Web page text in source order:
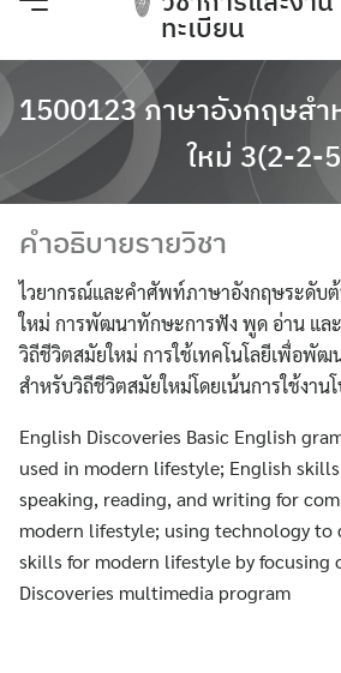
Skip
content
ทะเบียน
e-Service
Regulations you should know
activities
การจัดการความปลอดภัย อาชีวอน
แวดล้อมในการทำงาน
การเปิดเผยข้อมูลสาธารณะ (OIT)
กิจกรรมวิชาการ
ข้อบังคับ ประกาศ
ข้อมูลจำนวนนักศึกษา
คลังหน่วยกิต (Credit Bank)
Search
for:
1500123 ภาษาอังกฤษส
ใหม่ 3(2-2-
คำอธิบายรายวิชา
ไวยากรณ์และคำศัพท์ภาษาอังกฤษระดับ
ใหม่ การพัฒนาทักษะการฟัง พูด อ่าน และ
วิถีชีวิตสมัยใหม่ การใช้เทคโนโลยีเพื่อพั
สำหรับวิถีชีวิตสมัยใหม่โดยเน้นการใช้งา
English Discoveries Basic English
used in modern lifestyle; English
speaking, reading, and writing for
modern lifestyle; using technology to
skills for modern lifestyle by focusing
Discoveries multimedia program